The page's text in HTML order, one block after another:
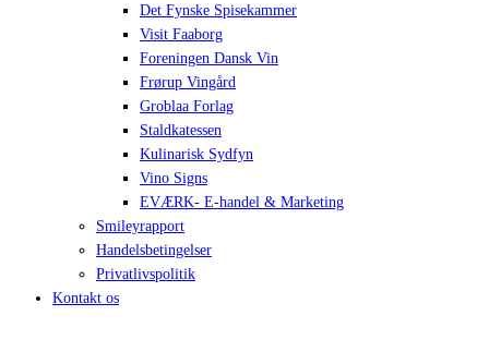
Det Fynske Spisekammer
Visit Faaborg
Foreningen Dansk Vin
Frørup Vingård
Groblaa Forlag
Staldkatessen
Kulinarisk Sydfyn
Vino Signs
EVÆRK- E-handel & Marketing
Smileyrapport
Handelsbetingelser
Privatlivspolitik
Kontakt os